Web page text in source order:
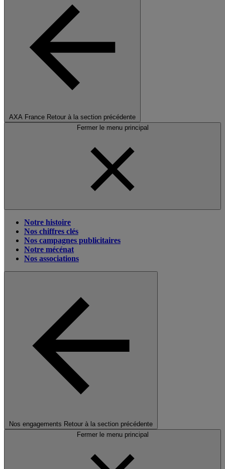
AXA France Retour à la section précédente
Fermer le menu principal
Notre histoire
Nos chiffres clés
Nos campagnes publicitaires
Notre mécénat
Nos associations
Nos engagements Retour à la section précédente
Fermer le menu principal